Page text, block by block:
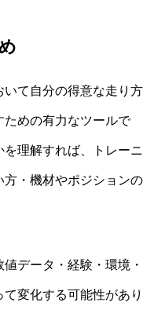
て自分の得意な走り方
ための有力なツールで
理解すれば、トレーニ
方・機材やポジションの
データ・経験・環境・
変化する可能性があり